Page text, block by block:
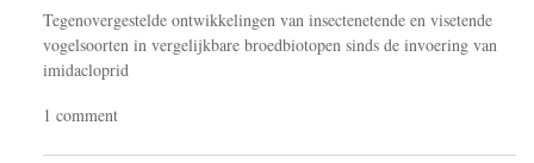
Tegenovergestelde ontwikkelingen van insectenetende en visetende
vogelsoorten in vergelijkbare broedbiotopen sinds de invoering van
imidacloprid
1 comment